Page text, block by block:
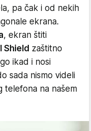
pa čak i od nekih
ekrana.
, ekran štiti
Shield zaštitno
ikad i nosi
sada nismo videli
telefona na našem